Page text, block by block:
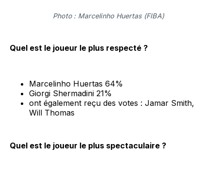
Photo : Marcelinho Huertas (FIBA)
Quel est le joueur le plus respecté ?
Marcelinho Huertas 64%
Giorgi Shermadini 21%
ont également reçu des votes : Jamar Smith,
Will Thomas
Quel est le joueur le plus spectaculaire ?